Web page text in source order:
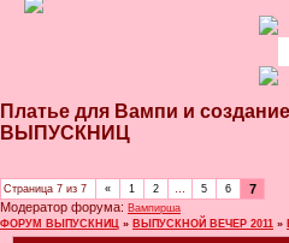
Платье для Вампи и
ВЫПУСКНИЦ
Страница 7 из 7 « 1 2 … 5 6
7
Модератор форума: Вампирша
ФОРУМ ВЫПУСКНИЦ » ВЫПУСКНОЙ ВЕЧЕР 2011 »